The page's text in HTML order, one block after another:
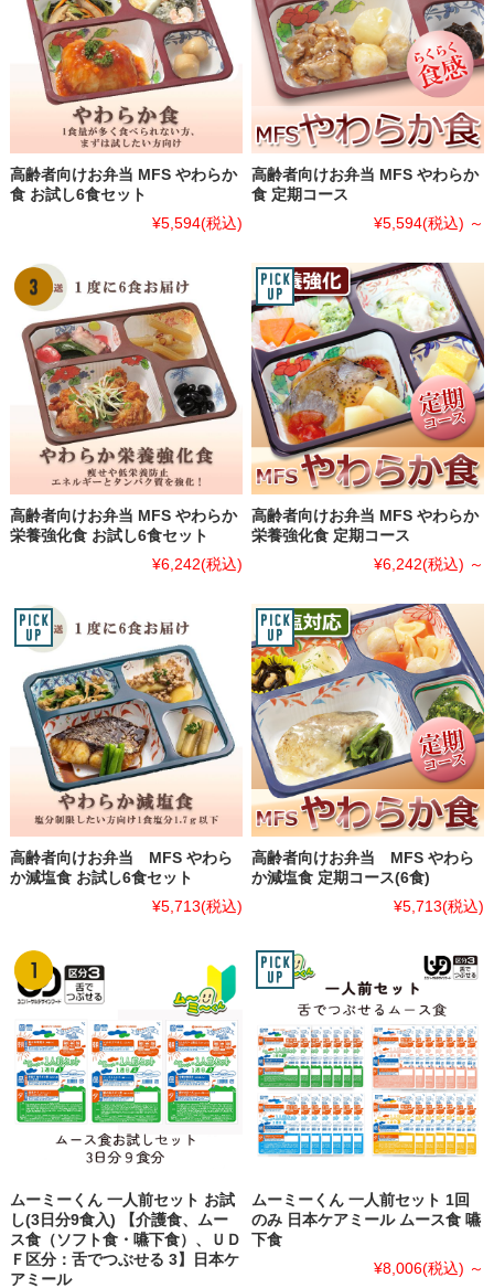
高齢者向けお弁当 MFS やわらか
食 お試し6食セット
¥5,594(税込)
高齢者向けお弁当 MFS やわらか
食 定期コース
¥5,594(税込) ～
高齢者向けお弁当 MFS やわらか
栄養強化食 お試し6食セット
¥6,242(税込)
高齢者向けお弁当 MFS やわらか
栄養強化食 定期コース
¥6,242(税込) ～
高齢者向けお弁当 MFS やわら
か減塩食 お試し6食セット
¥5,713(税込)
高齢者向けお弁当 MFS やわら
か減塩食 定期コース(6食)
¥5,713(税込)
ムーミーくん 一人前セット お試
し(3日分9食入) 【介護食、ムー
ス食（ソフト食・嚥下食）、ＵＤ
Ｆ区分：舌でつぶせる 3】日本ケ
アミール
ムーミーくん 一人前セット 1回
のみ 日本ケアミール ムース食 嚥
下食
¥8,006(税込) ～